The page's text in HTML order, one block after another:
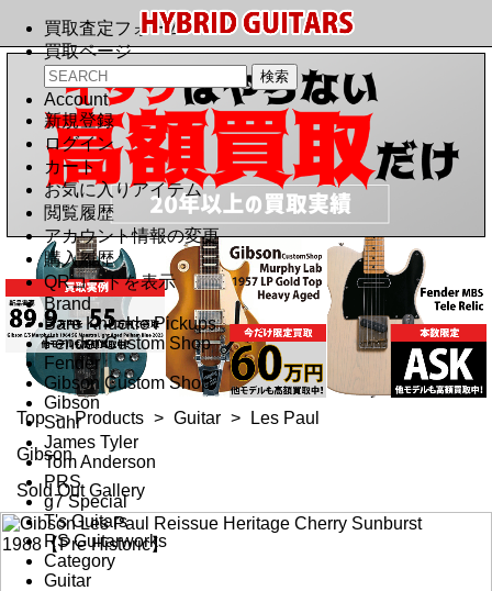
買取査定フォーム
買取ページ
Account
新規登録
ログイン
カート
お気に入りアイテム
閲覧履歴
アカウント情報の変更
購入履歴
QRコードを表示
Brand
Bare Knuckle Pickups
Fender Custom Shop
Fender
Gibson Custom Shop
Gibson
Suhr
James Tyler
Tom Anderson
PRS
g7 Special
T's Guitars
RS Guitarworks
Category
Guitar
Top > Products > Guitar >
Les Paul
Gibson
Sold Out Gallery